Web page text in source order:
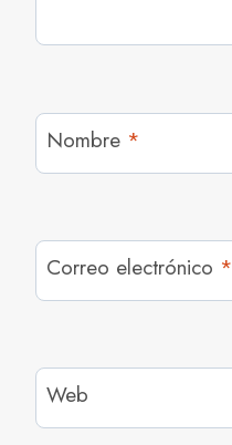
Nombre *
Correo electrónico *
Web